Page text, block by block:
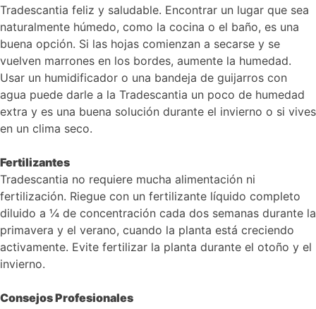
Tradescantia feliz y saludable. Encontrar un lugar que sea
naturalmente húmedo, como la cocina o el baño, es una
buena opción. Si las hojas comienzan a secarse y se
vuelven marrones en los bordes, aumente la humedad.
Usar un humidificador o una bandeja de guijarros con
agua puede darle a la Tradescantia un poco de humedad
extra y es una buena solución durante el invierno o si vives
en un clima seco.
Fertilizantes
Tradescantia no requiere mucha alimentación ni
fertilización. Riegue con un fertilizante líquido completo
diluido a ¼ de concentración cada dos semanas durante la
primavera y el verano, cuando la planta está creciendo
activamente. Evite fertilizar la planta durante el otoño y el
invierno.
Consejos Profesionales